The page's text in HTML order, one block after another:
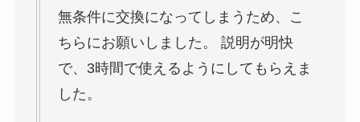
無条件に交換になってしまうため、こ
ちらにお願いしました。 説明が明快
で、3時間で使えるようにしてもらえま
した。